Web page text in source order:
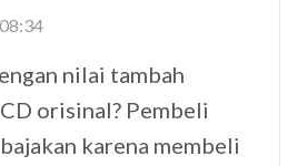
nilai tambah
orisinal? Pembeli
karena membeli